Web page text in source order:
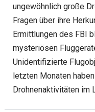
ungewöhnlich große
Fragen über ihre
Ermittlungen des FBI
mysteriösen
Unidentifizierte
letzten Monaten
Drohnenaktivitäten im